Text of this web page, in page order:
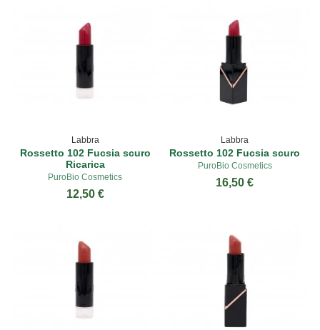
Labbra
Rossetto 102 Fucsia scuro
Ricarica
PuroBio Cosmetics
12,50 €
Labbra
Rossetto 102 Fucsia scuro
PuroBio Cosmetics
16,50 €